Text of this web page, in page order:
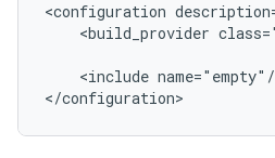
<configuration
<build_provider
<include